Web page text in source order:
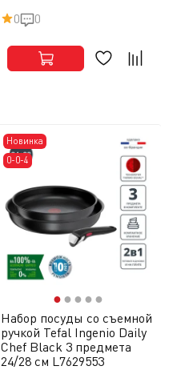
0 0
Новинка
0-0-4
●● ● ● ●
Набор посуды со съемной
ручкой Tefal Ingenio Daily
Chef Black 3 предмета
24/28 см L7629553